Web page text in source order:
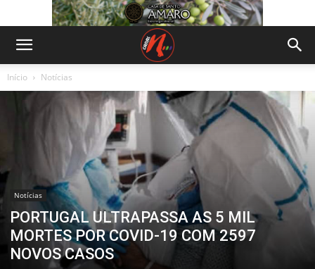
Início Notícias
Notícias
PORTUGAL ULTRAPASSA AS 5 MIL
MORTES POR COVID-19 COM 2597
NOVOS CASOS